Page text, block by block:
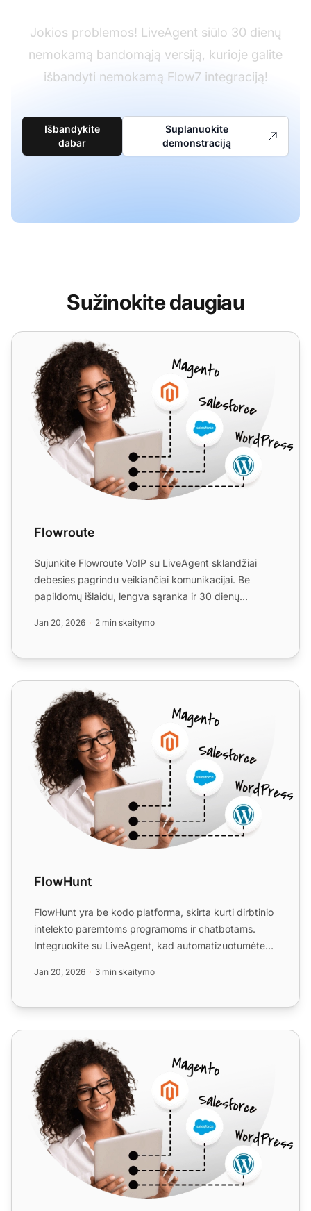
Jokios problemos! LiveAgent siūlo 30 dienų
nemokamą bandomąją versiją, kurioje galite
išbandyti nemokamą Flow7 integraciją!
Išbandykite
dabar
Suplanuokite
demonstraciją
Sužinokite daugiau
Flowroute
Flowroute
Sujunkite Flowroute VoIP su LiveAgent sklandžiai
debesies pagrindu veikiančiai komunikacijai. Be
papildomų išlaidu, lengva sąranka ir 30 dienų
Jan 20, 2026 2 min skaitymo
FlowHunt
FlowHunt
FlowHunt yra be kodo platforma, skirta kurti dirbtinio
intelekto paremtoms programoms ir chatbotams.
Integruokite su LiveAgent, kad automatizuotumėte
Jan 20, 2026 3 min skaitymo
hallo